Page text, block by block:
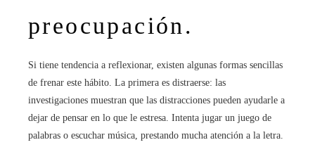
preocupación.
Si tiene tendencia a reflexionar, existen algunas formas sencillas
de frenar este hábito. La primera es distraerse: las
investigaciones muestran que las distracciones pueden ayudarle a
dejar de pensar en lo que le estresa. Intenta jugar un juego de
palabras o escuchar música, prestando mucha atención a la letra.